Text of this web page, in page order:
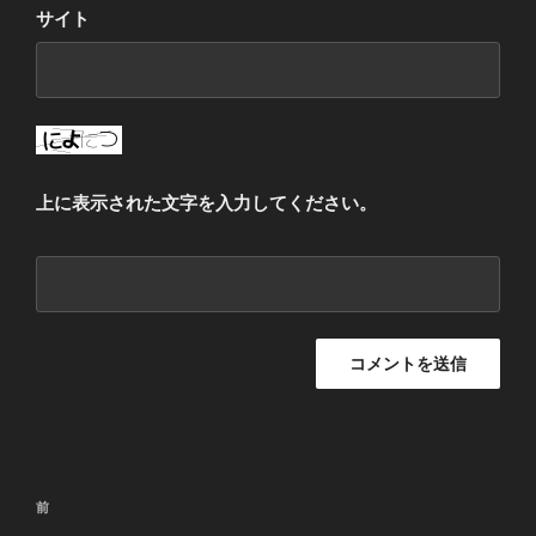
サイト
上に表示された文字を入力してください。
投
過
前